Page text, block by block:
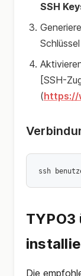
SSH
[SSH-
(https://
Die